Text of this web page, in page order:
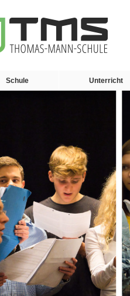
Schule Unterricht